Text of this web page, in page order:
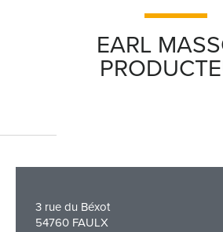
EARL
3 rue du Béxot
54760 FAULX
Téléphone